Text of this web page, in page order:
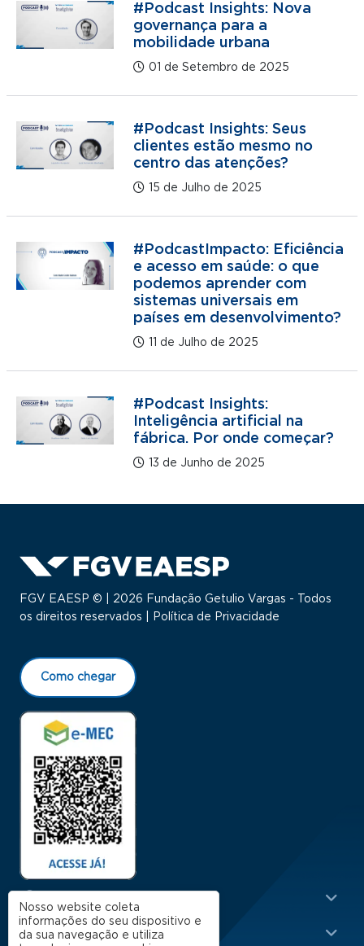
#Podcast Insights: Nova
governança para a
mobilidade urbana
01 de Setembro de 2025
#Podcast Insights: Seus
clientes estão mesmo no
centro das atenções?
15 de Julho de 2025
#PodcastImpacto: Eficiência
e acesso em saúde: o que
podemos aprender com
sistemas universais em
países em desenvolvimento?
11 de Julho de 2025
#Podcast Insights:
Inteligência artificial na
fábrica. Por onde começar?
13 de Junho de 2025
FGV EAESP © | 2026 Fundação Getulio Vargas - Todos
os direitos reservados |
Política de Privacidade
Como chegar
Menu Rodapé 1
Escola
Nosso website coleta
informações do seu dispositivo e
da sua navegação e utiliza